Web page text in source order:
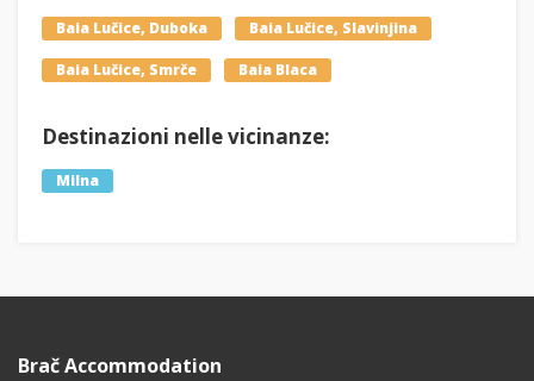
Baia Lučice, Duboka Baia Lučice, Slavinjina
Baia Lučice, Smrče Baia Blaca
Destinazioni nelle vicinanze:
Milna
Brač Accommodation